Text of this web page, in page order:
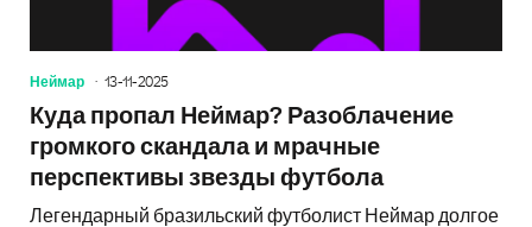
Неймар 13-11-2025
Куда пропал Неймар? Разоблачение
громкого скандала и мрачные
перспективы звезды футбола
Легендарный бразильский футболист Неймар долгое